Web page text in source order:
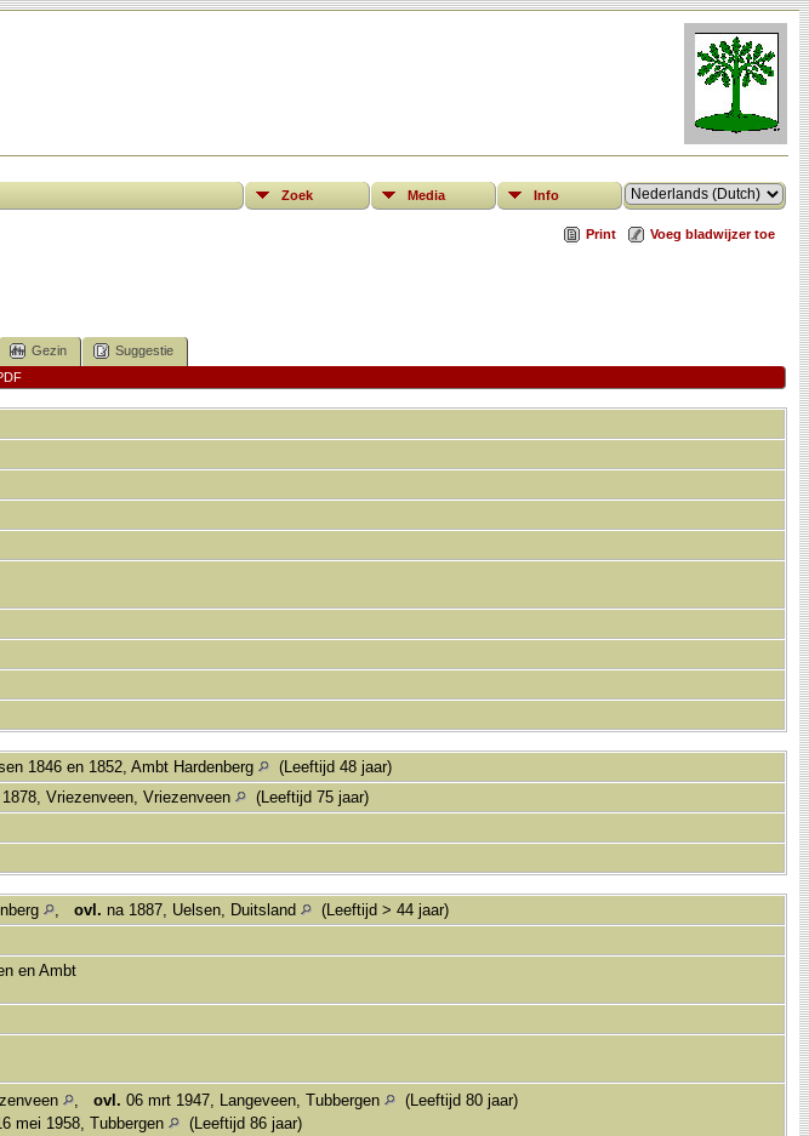
Zoek Media Info
Print Voeg bladwijzer toe
Gezin
Suggestie
1846 en 1852, Ambt Hardenberg
(Leeftijd 48 jaar)
Vriezenveen, Vriezenveen
(Leeftijd 75 jaar)
, ovl. na 1887, Uelsen, Duitsland
(Leeftijd > 44 jaar)
en Ambt
, ovl. 06 mrt 1947, Langeveen, Tubbergen
(Leeftijd 80 jaar)
mei 1958, Tubbergen
(Leeftijd 86 jaar)